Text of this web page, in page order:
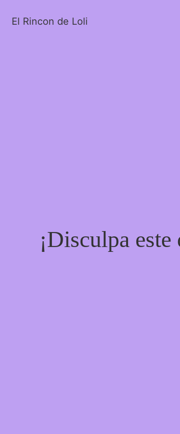
El Rincon de Loli
¡Disculpa